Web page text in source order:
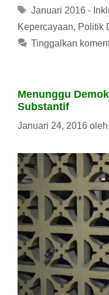
Tag
Januari 2016 -
Kepercayaan, Politik
Tinggalkan
Menunggu
Substantif
Januari 24, 2016 oleh